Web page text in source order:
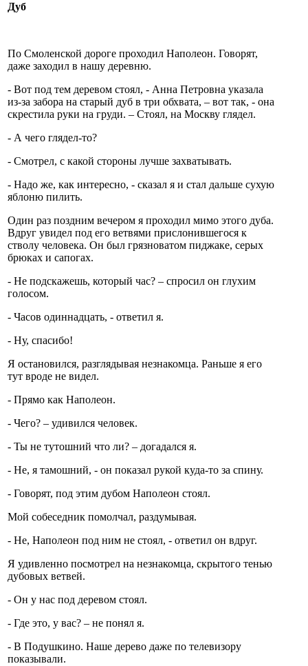
Дуб
По Смоленской дороге проходил Наполеон. Говорят,
даже заходил в нашу деревню.
- Вот под тем деревом стоял, - Анна Петровна указала
из-за забора на старый дуб в три обхвата, – вот так, - она
скрестила руки на груди. – Стоял, на Москву глядел.
- А чего глядел-то?
- Смотрел, с какой стороны лучше захватывать.
- Надо же, как интересно, - сказал я и стал дальше сухую
яблоню пилить.
Один раз поздним вечером я проходил мимо этого дуба.
Вдруг увидел под его ветвями прислонившегося к
стволу человека. Он был грязноватом пиджаке, серых
брюках и сапогах.
- Не подскажешь, который час? – спросил он глухим
голосом.
- Часов одиннадцать, - ответил я.
- Ну, спасибо!
Я остановился, разглядывая незнакомца. Раньше я его
тут вроде не видел.
- Прямо как Наполеон.
- Чего? – удивился человек.
- Ты не тутошний что ли? – догадался я.
- Не, я тамошний, - он показал рукой куда-то за спину.
- Говорят, под этим дубом Наполеон стоял.
Мой собеседник помолчал, раздумывая.
- Не, Наполеон под ним не стоял, - ответил он вдруг.
Я удивленно посмотрел на незнакомца, скрытого тенью
дубовых ветвей.
- Он у нас под деревом стоял.
- Где это, у вас? – не понял я.
- В Подушкино. Наше дерево даже по телевизору
показывали.